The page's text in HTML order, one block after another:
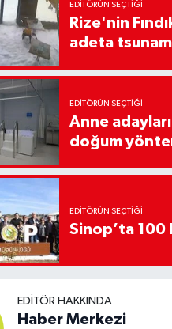
EDITÖRÜN SEÇTIĞI
Rize'nin
adeta
EDITÖRÜN SEÇTIĞI
Anne
doğum
EDITÖRÜN SEÇTIĞI
Sinop’ta
EDITÖR HAKKINDA
Haber Merkezi